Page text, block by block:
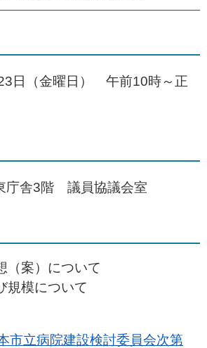
日（金曜日） 午前10時～正
舎3階 議員協議会室
（案）について
規模について
市立病院建設検討委員会次第